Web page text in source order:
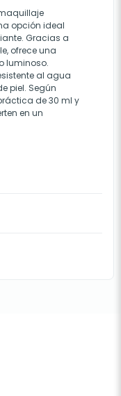
opción ideal
Gracias a
ofrece una
luminoso.
al agua
piel. Según
de 30 ml y
en un